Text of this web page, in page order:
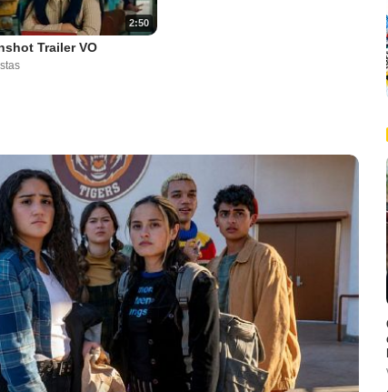
2:50
Trailer VO